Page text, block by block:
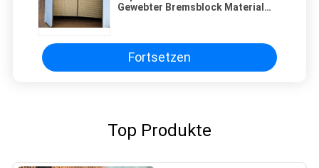
Gewebter Bremsblock Material
Fortsetzen
Top Produkte